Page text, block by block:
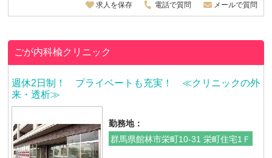
求人を保存 電話で質問 メールで質問
ごが内科楡クリニック
週休2日制！ プライベートも充実！ ≪クリニックの外
来・透析≫
勤務地：
群馬県館林市栄町10-31 栄町住宅1Ｆ